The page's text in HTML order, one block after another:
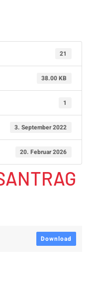
21
38.00 KB
1
3. September 2022
20. Februar 2026
Download